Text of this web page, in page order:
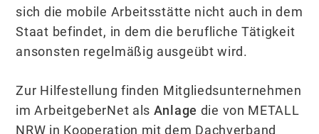
sich die mobile Arbeitsstätte nicht auch in dem
Staat befindet, in dem die berufliche Tätigkeit
ansonsten regelmäßig ausgeübt wird.
Zur Hilfestellung finden Mitgliedsunternehmen
im ArbeitgeberNet als Anlage die von METALL
NRW in Kooperation mit dem Dachverband